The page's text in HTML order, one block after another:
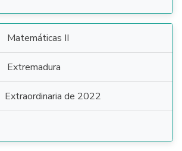
Matemáticas II
Extremadura
Extraordinaria de 2022